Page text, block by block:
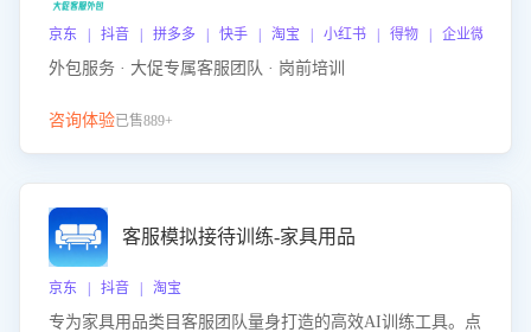
京东 | 抖音 | 拼多多 | 快手 | 淘宝 | 小红书 | 得物 | 企业微信
外包服务 · 大促专属客服团队 · 岗前培训
咨询体验已售889+
客服模拟接待训练-家具用品
京东 | 抖音 | 淘宝
专为家具用品类目客服团队量身打造的高效AI训练工具。点